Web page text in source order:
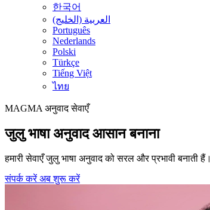
한국어
العربية (الخليج)
Português
Nederlands
Polski
Türkçe
Tiếng Việt
ไทย
MAGMA अनुवाद सेवाएँ
जुलु भाषा अनुवाद आसान बनाना
हमारी सेवाएँ जुलु भाषा अनुवाद को सरल और प्रभावी बनाती हैं।
संपर्क करेंअब शुरू करें